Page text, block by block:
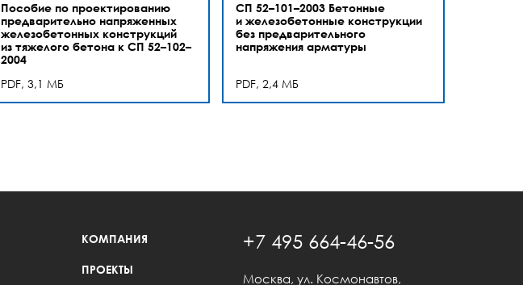
Пособие по проектированию
предварительно напряженных
железобетонных конструкций
из тяжелого бетона к СП 52–102–
2004
PDF, 3,1 МБ
СП 52–101–2003 Бетонные
и железобетонные конструкции
без предварительного
напряжения арматуры
PDF, 2,4 МБ
КОМПАНИЯ
ПРОЕКТЫ
+7 495 664-46-56
Москва, ул. Космонавтов,